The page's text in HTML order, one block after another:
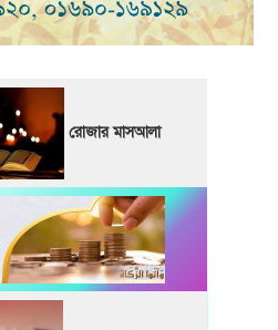
রোজার মাসআলা